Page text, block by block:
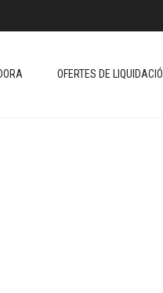
OFERTES DE LIQUIDACIÓ